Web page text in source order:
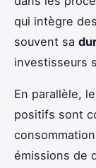
qui intègre
souvent sa
investisseurs
En parallèle,
positifs sont
émissions de